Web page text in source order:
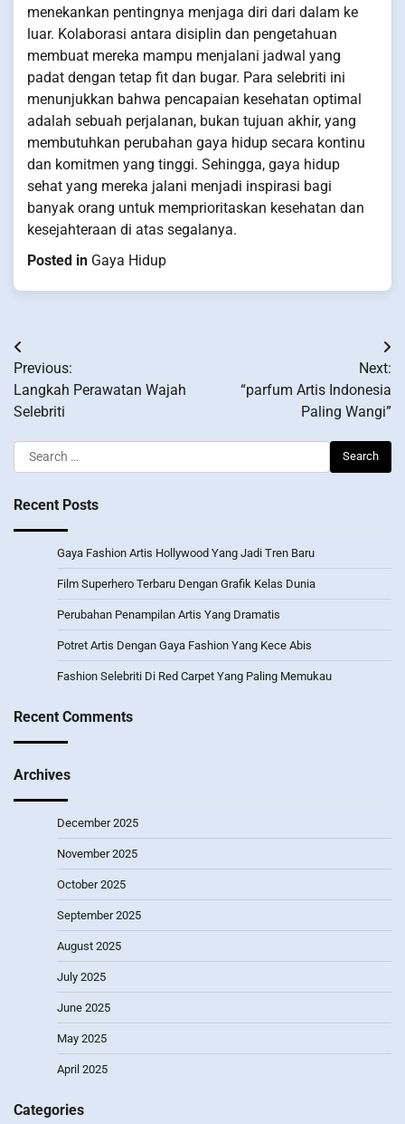
menekankan pentingnya menjaga diri dari dalam ke
luar. Kolaborasi antara disiplin dan pengetahuan
membuat mereka mampu menjalani jadwal yang
padat dengan tetap fit dan bugar. Para selebriti ini
menunjukkan bahwa pencapaian kesehatan optimal
adalah sebuah perjalanan, bukan tujuan akhir, yang
membutuhkan perubahan gaya hidup secara kontinu
dan komitmen yang tinggi. Sehingga, gaya hidup
sehat yang mereka jalani menjadi inspirasi bagi
banyak orang untuk memprioritaskan kesehatan dan
kesejahteraan di atas segalanya.
Posted in Gaya Hidup
Post
navigation
Previous:
Langkah Perawatan Wajah
Selebriti
Next:
“parfum Artis Indonesia
Paling Wangi”
Search
for:
Recent Posts
Gaya Fashion Artis Hollywood Yang Jadi Tren Baru
Film Superhero Terbaru Dengan Grafik Kelas Dunia
Perubahan Penampilan Artis Yang Dramatis
Potret Artis Dengan Gaya Fashion Yang Kece Abis
Fashion Selebriti Di Red Carpet Yang Paling Memukau
Recent Comments
Archives
December 2025
November 2025
October 2025
September 2025
August 2025
July 2025
June 2025
May 2025
April 2025
Categories